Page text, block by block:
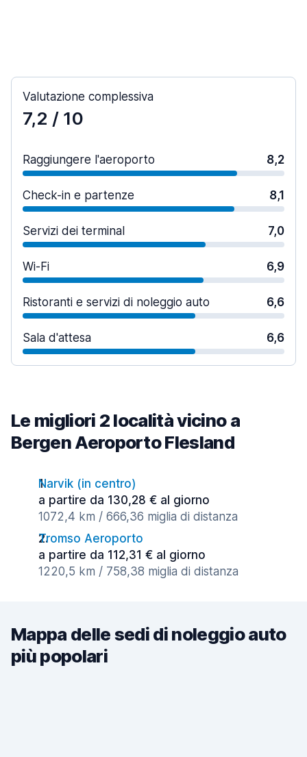
Valutazione complessiva
7,2 / 10
Raggiungere l'aeroporto 8,2
Check-in e partenze 8,1
Servizi dei terminal 7,0
Wi-Fi 6,9
Ristoranti e servizi di noleggio auto 6,6
Sala d'attesa 6,6
Le migliori 2 località vicino a
Bergen Aeroporto Flesland
Narvik (in centro)
a partire da 130,28 € al giorno
1072,4 km / 666,36 miglia di distanza
Tromso Aeroporto
a partire da 112,31 € al giorno
1220,5 km / 758,38 miglia di distanza
Mappa delle sedi di noleggio auto
più popolari